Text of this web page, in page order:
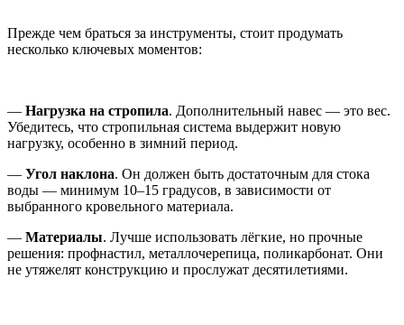
Прежде чем браться за инструменты, стоит продумать
несколько ключевых моментов:
— Нагрузка на стропила. Дополнительный навес — это вес.
Убедитесь, что стропильная система выдержит новую
нагрузку, особенно в зимний период.
— Угол наклона. Он должен быть достаточным для стока
воды — минимум 10–15 градусов, в зависимости от
выбранного кровельного материала.
— Материалы. Лучше использовать лёгкие, но прочные
решения: профнастил, металлочерепица, поликарбонат. Они
не утяжелят конструкцию и прослужат десятилетиями.